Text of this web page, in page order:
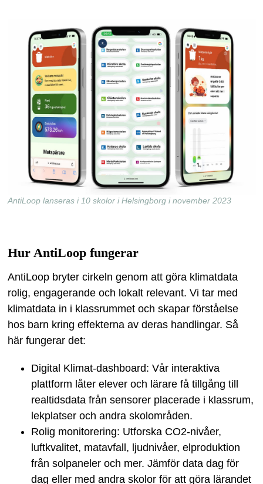
AntiLoop lanseras i 10 skolor i Helsingborg i november 2023
Hur AntiLoop fungerar
AntiLoop bryter cirkeln genom att göra klimatdata
rolig, engagerande och lokalt relevant. Vi tar med
klimatdata in i klassrummet och skapar förståelse
hos barn kring effekterna av deras handlingar. Så
här fungerar det:
Digital Klimat-dashboard: Vår interaktiva
plattform låter elever och lärare få tillgång till
realtidsdata från sensorer placerade i klassrum,
lekplatser och andra skolområden.
Rolig monitorering: Utforska CO2-nivåer,
luftkvalitet, matavfall, ljudnivåer, elproduktion
från solpaneler och mer. Jämför data dag för
dag eller med andra skolor för att göra lärandet